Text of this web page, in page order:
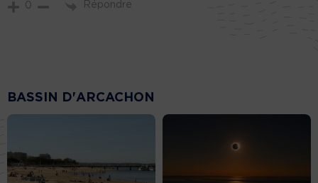
0 Répondre
BASSIN D'ARCACHON